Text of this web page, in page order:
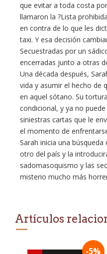
que evitar a toda costa
llamaron la ?Lista
en contra de lo que les
taxi. Y esa decisión
Secuestradas por un
encerradas junto a otras
Una década después,
vida y asumir el hecho de
en aquel sótano. Su
condicional, y ya no
siniestras cartas que le
el momento de
Sarah inicia una
otro del país y la
sadomasoquismo y las
misterio mucho más
Artículos
-5%